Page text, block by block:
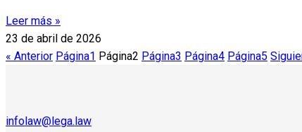
Leer más »
23 de abril de 2026
« Anterior Página1 Página2 Página3 Página4 Página5
infolaw@lega.law